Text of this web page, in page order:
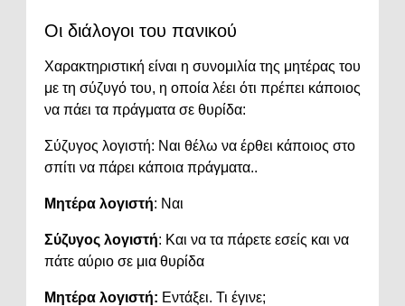
Οι διάλογοι του πανικού
Χαρακτηριστική είναι η συνομιλία της μητέρας του
με τη σύζυγό του, η οποία λέει ότι πρέπει κάποιος
να πάει τα πράγματα σε θυρίδα:
Σύζυγος λογιστή: Ναι θέλω να έρθει κάποιος στο
σπίτι να πάρει κάποια πράγματα..
Μητέρα λογιστή: Ναι
Σύζυγος λογιστή: Και να τα πάρετε εσείς και να
πάτε αύριο σε μια θυρίδα
Μητέρα λογιστή: Εντάξει. Τι έγινε;